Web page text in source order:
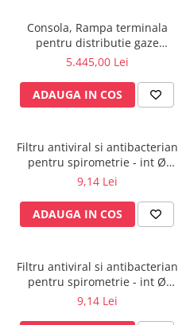
Consola, Rampa terminala
pentru distributie gaze
medicale si circuite electrice
5.445,00 Lei
ADAUGA IN COS
Filtru antiviral si antibacterian
pentru spirometrie - int Ø
27,0 x ext Ø 30,5 mm / int Ø
9,14 Lei
ADAUGA IN COS
Filtru antiviral si antibacterian
pentru spirometrie - int Ø
27,0 x ext Ø 30,0 mm / int Ø
9,14 Lei